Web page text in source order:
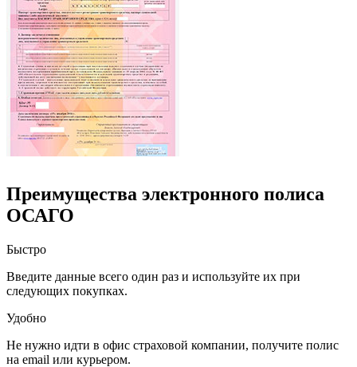
Преимущества электронного полиса
ОСАГО
Быстро
Введите данные всего один раз и используйте их при
следующих покупках.
Удобно
Не нужно идти в офис страховой компании, получите полис
на email или курьером.